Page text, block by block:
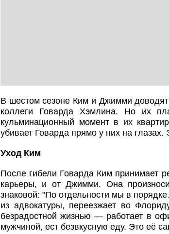
В шестом сезоне Ким и Джимми
коллеги Говарда Хэмлина. Но их
кульминационный момент в их
убивает Говарда прямо у них на глазах.
Уход Ким
После гибели Говарда Ким принимает
карьеры, и от Джимми. Она
знаковой: "По отдельности мы в
из адвокатуры, переезжает во
безрадостной жизнью — работает в
мужчиной, ест безвкусную еду. Это её